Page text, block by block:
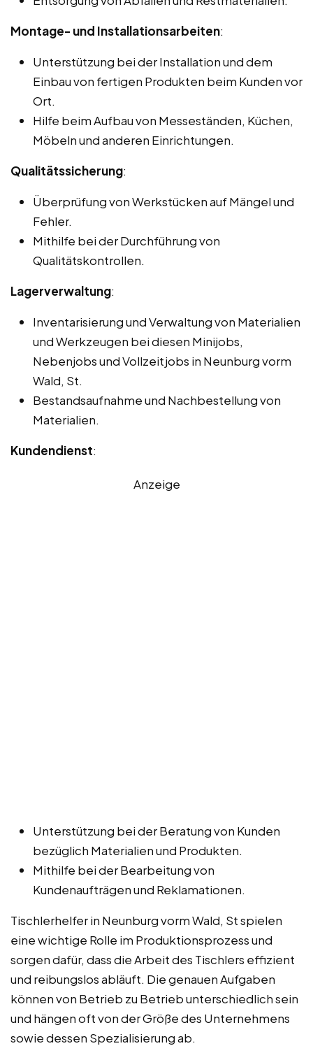
Montage- und Installationsarbeiten:
Unterstützung bei der Installation und dem
Einbau von fertigen Produkten beim Kunden vor
Ort.
Hilfe beim Aufbau von Messeständen, Küchen,
Möbeln und anderen Einrichtungen.
Qualitätssicherung:
Überprüfung von Werkstücken auf Mängel und
Fehler.
Mithilfe bei der Durchführung von
Qualitätskontrollen.
Lagerverwaltung:
Inventarisierung und Verwaltung von Materialien
und Werkzeugen bei diesen Minijobs,
Nebenjobs und Vollzeitjobs in Neunburg vorm
Wald, St.
Bestandsaufnahme und Nachbestellung von
Materialien.
Kundendienst:
Anzeige
Unterstützung bei der Beratung von Kunden
bezüglich Materialien und Produkten.
Mithilfe bei der Bearbeitung von
Kundenaufträgen und Reklamationen.
Tischlerhelfer in Neunburg vorm Wald, St spielen
eine wichtige Rolle im Produktionsprozess und
sorgen dafür, dass die Arbeit des Tischlers effizient
und reibungslos abläuft. Die genauen Aufgaben
können von Betrieb zu Betrieb unterschiedlich sein
und hängen oft von der Größe des Unternehmens
sowie dessen Spezialisierung ab.